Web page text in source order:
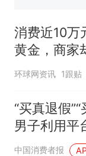
消费近10万
黄金，商家
拒绝发货，
环球网资讯 1跟贴
“买真退假
男子利用平
施诈骗获刑
中国消费者报